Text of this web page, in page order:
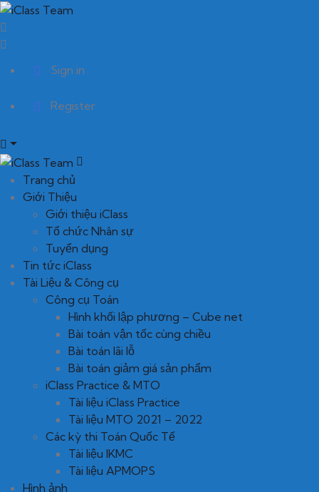
Sign in
Register
Trang chủ
Giới Thiệu
Giới thiệu iClass
Tổ chức Nhân sự
Tuyển dụng
Tin tức iClass
Tài Liệu & Công cụ
Công cụ Toán
Hình khối lập phương – Cube net
Bài toán vận tốc cùng chiều
Bài toán lãi lỗ
Bài toán giảm giá sản phẩm
iClass Practice & MTO
Tài liệu iClass Practice
Tài liệu MTO 2021 – 2022
Các kỳ thi Toán Quốc Tế
Tài liệu IKMC
Tài liệu APMOPS
Hình ảnh